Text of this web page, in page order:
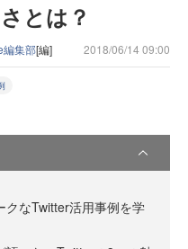
とは？
編集部[編] 2018/06/14 09:00
クなTwitter活用事例を学